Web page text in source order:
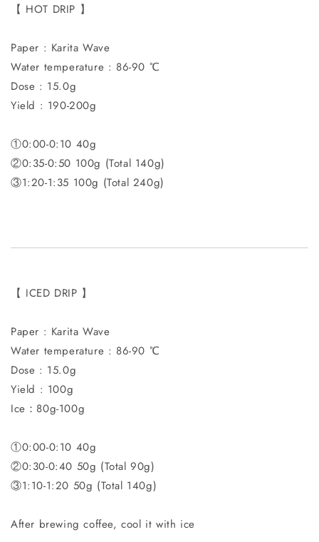
【 HOT DRIP 】
Paper : Karita Wave
Water temperature : 86-90 ℃
Dose : 15.0g
Yield : 190-200g
①0:00-0:10 40g
②0:35-0:50 100g (Total 140g)
③1:20-1:35 100g (Total 240g)
【 ICED DRIP 】
Paper : Karita Wave
Water temperature : 86-90 ℃
Dose : 15.0g
Yield : 100g
Ice：80g-100g
①0:00-0:10 40g
②0:30-0:40 50g (Total 90g)
③1:10-1:20 50g (Total 140g)
After brewing coffee, cool it with ice